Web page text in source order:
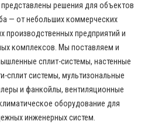
представлены решения для объектов
— от небольших коммерческих
производственных предприятий и
комплексов. Мы поставляем и
сплит-системы, настенные
сплит системы, мультизональные
и фанкойлы, вентиляционные
оборудование для
инженерных систем.